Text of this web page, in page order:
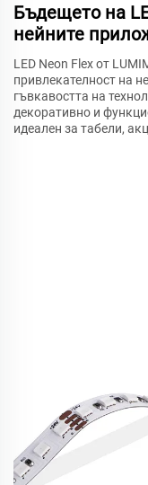
Бъдещето на
нейните
LED Neon Flex от
привлекателност на
гъвкавостта на
декоративно и
идеален за табели,